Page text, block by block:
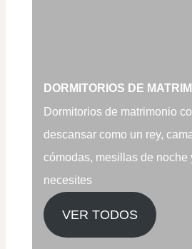
DORMITORIOS DE
Dormitorios de matrimonio
descansar como un rey,
cómodas, mesillas de noche
necesites
VER TODOS